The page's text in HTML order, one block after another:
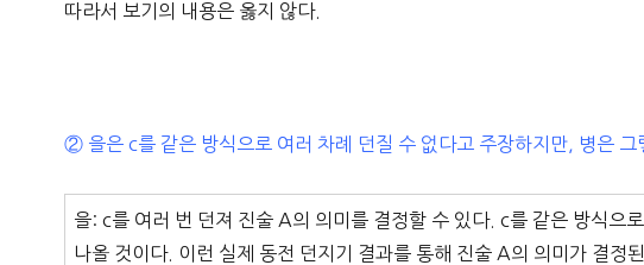
따라서 보기의 내용은 옳지 않다.
② 을은 c를 같은 방식으로 여러 차례 던질 수 없다고 주장하지만, 병은 그
을: c를 여러 번 던져 진술 A의 의미를 결정할 수 있다. c를 같은 방식으
나올 것이다. 이런 실제 동전 던지기 결과를 통해 진술 A의 의미가 결정